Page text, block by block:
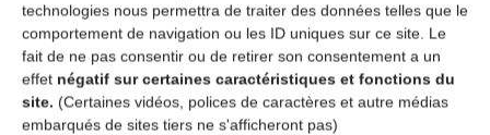
technologies nous permettra de traiter des données telles que le
comportement de navigation ou les ID uniques sur ce site. Le
fait de ne pas consentir ou de retirer son consentement a un
effet négatif sur certaines caractéristiques et fonctions du
site. (Certaines vidéos, polices de caractères et autre médias
embarqués de sites tiers ne s'afficheront pas)
Ce site utilise Akismet pour réduire les indésirables.En
savoir plus sur la façon dont les données de vos
commentaires sont traitées.